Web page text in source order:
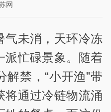
网
气未消，天环冷冻
派忙碌景象。随着
解禁，“小开渔”带
将通过冷链物流涌